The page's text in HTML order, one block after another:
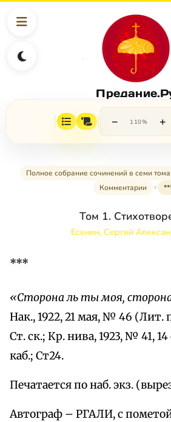
− 110% +
Полное собрание сочинений в семи
Комментарии
Том 1.
Есенин, Сергей
***
«Сторона ль ты моя,
Нак., 1922, 21 мая, № 46
Ст. ск.; Кр. нива, 1923, № 41,
каб.; Ст24.
Печатается по наб. экз.
Автограф – РГАЛИ, с